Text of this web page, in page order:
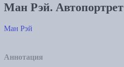
Ман Рэй. Автопортрет
Ман Рэй
Аннотация